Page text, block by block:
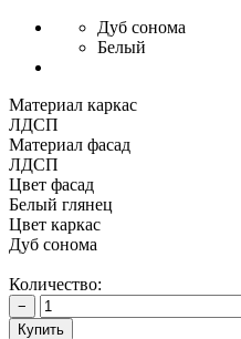
Дуб сонома
Белый
Материал каркас
ЛДСП
Материал фасад
ЛДСП
Цвет фасад
Белый глянец
Цвет каркас
Дуб сонома
Количество:
−
Купить